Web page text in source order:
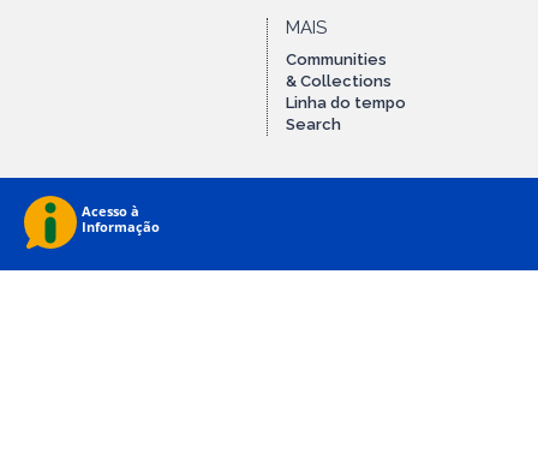
MAIS
Communities
& Collections
Linha do tempo
Search